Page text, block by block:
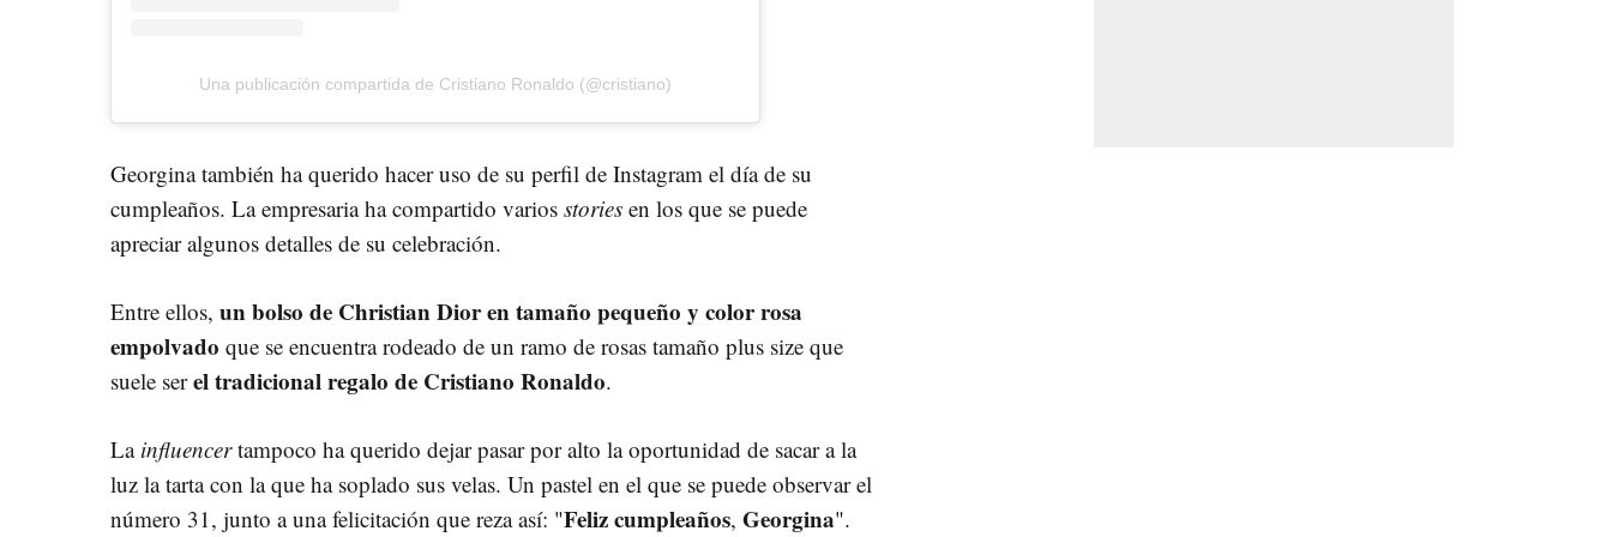
Una publicación compartida de Cristiano Ronaldo (@cristiano)
Georgina también ha querido hacer uso de su perfil de Instagram el día de su
cumpleaños. La empresaria ha compartido varios stories en los que se puede
apreciar algunos detalles de su celebración.
Entre ellos, un bolso de Christian Dior en tamaño pequeño y color rosa
empolvado que se encuentra rodeado de un ramo de rosas tamaño plus size que
suele serel tradicional regalo de Cristiano Ronaldo.
La influencertampoco ha querido dejar pasar por alto la oportunidad de sacar a la
luz la tarta con la que ha soplado sus velas. Un pastel en el que se puede observar el
número 31, junto a una felicitación que reza así: "Feliz cumpleaños, Georgina".